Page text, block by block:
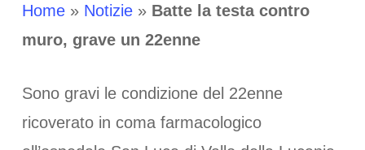
Home» Notizie» Batte la testa contro
muro, grave un 22enne
Sono gravi le condizione del 22enne
ricoverato in coma farmacologico